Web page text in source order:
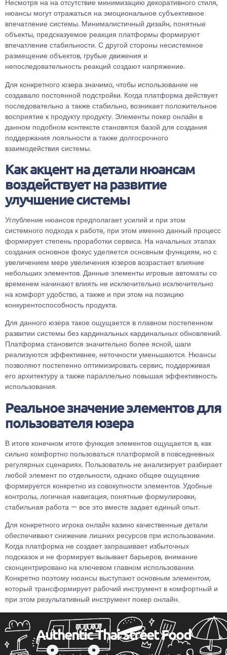
Несмотря на на отсутствие минимизацию декоративного стиля,
нюансы могут отражаться на эмоциональное субъективное
впечатление системы. Минималистичный дизайн, понятные
объекты, предсказуемое реакция платформы формируют
впечатление стабильности. С другой стороны несистемное
размещение объектов, грубые движения и
непоследовательность реакций создают напряжение.
Для конкретного юзера значимо, чтобы использование не
создавало постоянной подстройки. Когда платформа действует
последовательно а также стабильно, возникает положительное
восприятие к продукту продукту. Элементы покер онлайн в
данном подобном контексте становятся базой для создания
поддержания лояльности а также долгосрочного
взаимодействия системы.
Как акцент на детали нюансам
воздействует на развитие
улучшение системы
Углубление нюансов предполагает усилий и при этом
системного подхода к работе, при этом именно данный процесс
формирует степень проработки сервиса. На начальных этапах
создания основное фокус уделяется основным функциям, но с
увеличением мере увеличения юзеров возрастает влияние
небольших элементов. Данные элементы игровые автоматы со
временем начинают влиять не исключительно исключительно
на комфорт удобство, а также и при этом на позицию
конкурентоспособность продукта.
Для данного юзера такое ощущается в плавном постепенном
развитии системы без кардинальных кардинальных обновлений.
Платформа становится значительно более ясной, шаги
реализуются эффективнее, неточности уменьшаются. Нюансы
позволяют постепенно оптимизировать сервис, поддерживая
его архитектуру а также параллельно повышая эффективность
использования.
Реальное значение элементов для
пользователя юзера
В итоге конечном итоге функция элементов ощущается в, как
сильно комфортно пользоваться платформой в повседневных
регулярных сценариях. Пользователь не анализирует разбирает
любой элемент по отдельности, однако общее ощущение
формируется конкретно из совокупности элементов. Удобные
контролы, логичная навигация, понятные формулировки,
стабильная работа — все это вместе задает единый опыт.
Для конкретного игрока онлайн казино качественные детали
обеспечивают снижение лишних ресурсов при использовании.
Когда платформа не создает запрашивает избыточных
подсказок и не формирует вызывает барьеров, внимание
сконцентрировано на ключевом главном использовании.
Конкретно поэтому нюансы выступают основным элементом,
который трансформирует рабочий инструмент в комфортный и
при этом результативный инструмент покер онлайн.
Authentic Thai Street Food